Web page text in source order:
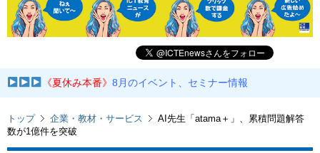
《夏休み本番》8月のイベント、セミナー情報
トップ 企業・教材・サービス
AI先生「atama＋」、累積問題解答
数が1億件を突破